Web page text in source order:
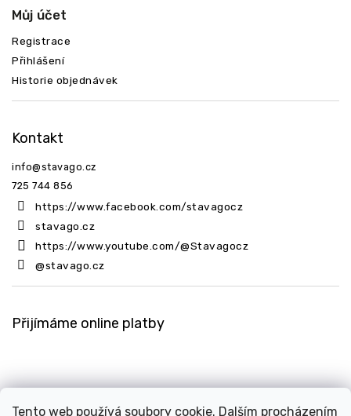
Tento web používá soubory cookie. Dalším procházením
Můj účet
Registrace
Přihlášení
Historie objednávek
Kontakt
info@stavago.cz
725 744 856
https://www.facebook.com/stavagocz
stavago.cz
https://www.youtube.com/@Stavagocz
@stavago.cz
Přijímáme online platby